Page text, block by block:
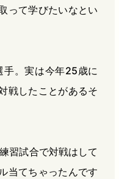
って学びたいなとい
手。実は今年25歳に
戦したことがあるそ
習試合で対戦はして
当てちゃったんです